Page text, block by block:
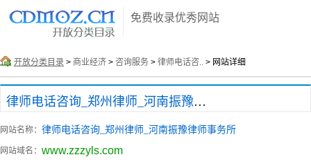
免费收录优秀网站
开放分类目录 > 商业经济 > 咨询服务 > 律师电话咨.. > 网站详细
律师电话咨询_郑州律师_河南振豫律师事务所
网站名称： 律师电话咨询_郑州律师_河南振豫律师事务所
网站域名： www.zzzyls.com